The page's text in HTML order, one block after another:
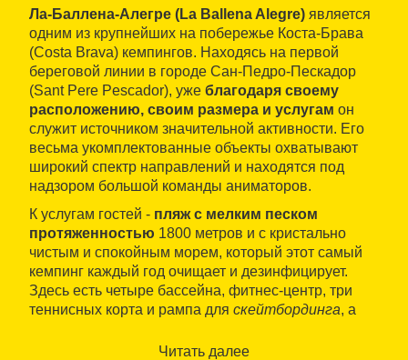
Ла-Баллена-Алегре (La Ballena Alegre) является
одним из крупнейших на побережье Коста-Брава
(Costa Brava) кемпингов. Находясь на первой
береговой линии в городе Сан-Педро-Пескадор
(Sant Pere Pescador), уже благодаря своему
расположению, своим размера и услугам он
служит источником значительной активности. Его
весьма укомплектованные объекты охватывают
широкий спектр направлений и находятся под
надзором большой команды аниматоров.
К услугам гостей - пляж с мелким песком
протяженностью 1800 метров и с кристально
чистым и спокойным морем, который этот самый
кемпинг каждый год очищает и дезинфицирует.
Здесь есть четыре бассейна, фитнес-центр, три
теннисных корта и рампа для скейтбординга, а
, аэробикой,фитнесом
Читать далее